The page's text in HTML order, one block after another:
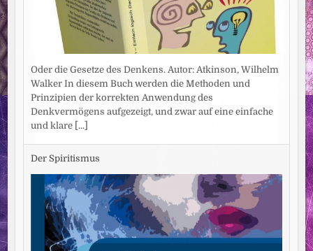
Oder die Gesetze des Denkens. Autor: Atkinson, Wilhelm
Walker In diesem Buch werden die Methoden und
Prinzipien der korrekten Anwendung des
Denkvermögens aufgezeigt, und zwar auf eine einfache
und klare [...]
Der Spiritismus